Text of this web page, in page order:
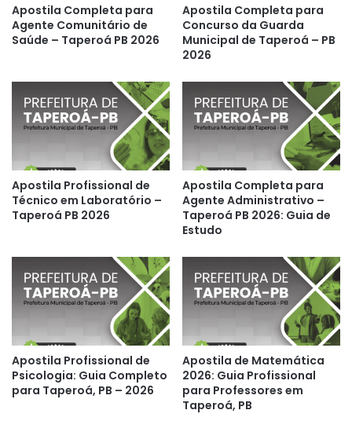
Apostila Completa para
Agente Comunitário de
Saúde – Taperoá PB 2026
Apostila Completa para
Concurso da Guarda
Municipal de Taperoá – PB
2026
Apostila Profissional de
Técnico em Laboratório –
Taperoá PB 2026
Apostila Completa para
Agente Administrativo –
Taperoá PB 2026: Guia de
Estudo
Apostila Profissional de
Psicologia: Guia Completo
para Taperoá, PB – 2026
Apostila de Matemática
2026: Guia Profissional
para Professores em
Taperoá, PB